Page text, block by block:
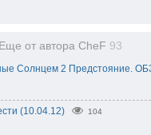
Еще от автора CheF 93
Солнцем 2 Предстояние.
(10.04.12) 104